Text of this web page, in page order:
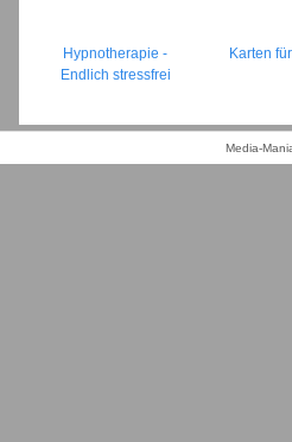
Hypnotherapie -
Endlich stressfrei
Karten
Media-